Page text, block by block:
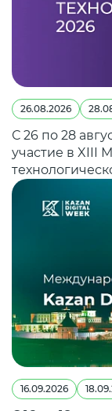
26.08.2026
С 26 по 28
участие в XIII
16.09.2026